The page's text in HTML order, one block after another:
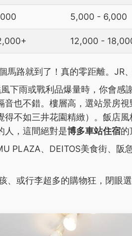
5,000 - 6,000
12,000 -
馬路就到了！真的零距離。JR
下雨或戰利品爆量時，你會感
音也不錯。樓層高，選站景房
得不如三井花園精緻）。飯店
人，這間絕對是博多車站住宿的
PLAZA、DEITOS美食街、阪
、或行李超多的購物狂，閉眼